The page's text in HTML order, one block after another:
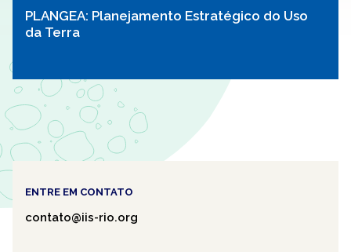
PLANGEA: Planejamento Estratégico do Uso
da Terra
ENTRE EM CONTATO
contato@iis-rio.org